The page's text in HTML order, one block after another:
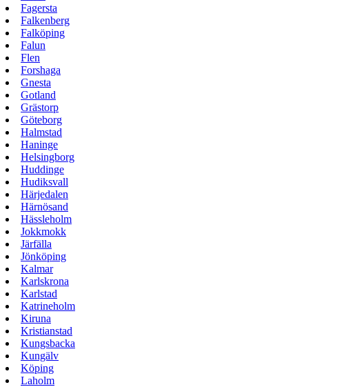
Fagersta
Falkenberg
Falköping
Falun
Flen
Forshaga
Gnesta
Gotland
Grästorp
Göteborg
Halmstad
Haninge
Helsingborg
Huddinge
Hudiksvall
Härjedalen
Härnösand
Hässleholm
Jokkmokk
Järfälla
Jönköping
Kalmar
Karlskrona
Karlstad
Katrineholm
Kiruna
Kristianstad
Kungsbacka
Kungälv
Köping
Laholm